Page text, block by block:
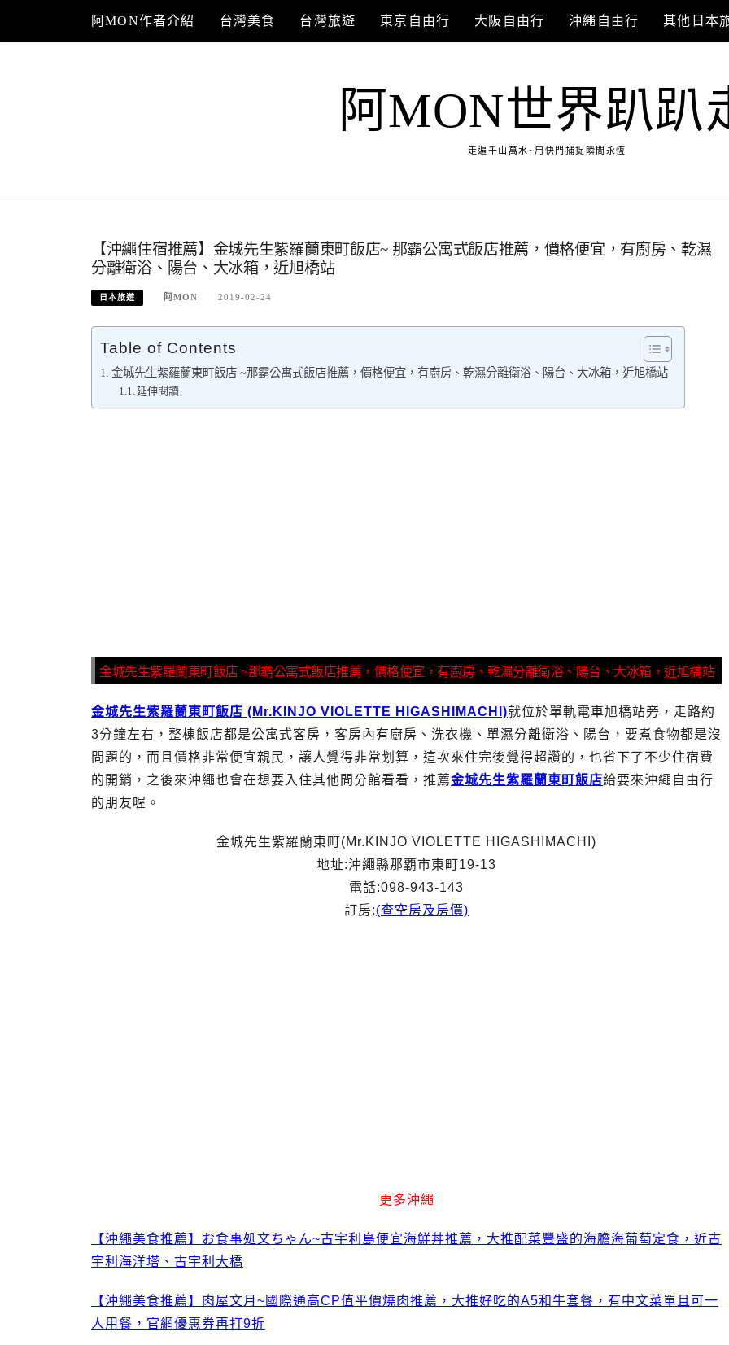
content
阿MON作者介紹 台灣美食 台灣旅遊 東京自由行 大阪自由行 沖繩自由行 其他日本
阿MON世界趴趴
走遍千山萬水~用快門捕捉瞬間永恆
【沖繩住宿推薦】金城先生紫羅蘭東町飯店~ 那霸公寓式飯店推薦，價格便宜，有廚房、乾濕
分離衛浴、陽台、大冰箱，近旭橋站
日本旅遊 阿MON 2019-02-24
Table of Contents
金城先生紫羅蘭東町飯店 ~那霸公寓式飯店推薦，價格便宜，有廚房、乾濕分離衛浴、陽台、大冰箱，近旭橋站
延伸閱讀
金城先生紫羅蘭東町飯店 ~那霸公寓式飯店推薦，價格便宜，有廚房、乾濕分離衛浴、陽台、大冰箱，近旭橋站
金城先生紫羅蘭東町飯店 (Mr.KINJO VIOLETTE HIGASHIMACHI)就位於單軌電車旭橋站旁，走路約
3分鐘左右，整棟飯店都是公寓式客房，客房內有廚房、洗衣機、單濕分離衛浴、陽台，要煮食物都是沒
問題的，而且價格非常便宜親民，讓人覺得非常划算，這次來住完後覺得超讚的，也省下了不少住宿費
的開銷，之後來沖繩也會在想要入住其他間分館看看，推薦金城先生紫羅蘭東町飯店給要來沖繩自由行
的朋友喔。
金城先生紫羅蘭東町(Mr.KINJO VIOLETTE HIGASHIMACHI)
地址:沖繩縣那覇市東町19-13
電話:098-943-143
訂房:(查空房及房價)
更多沖繩
【沖繩美食推薦】お食事処文ちゃん~古宇利島便宜海鮮丼推薦，大推配菜豐盛的海膽海葡萄定食，近古
宇利海洋塔、古宇利大橋
【沖繩美食推薦】肉屋文月~國際通高CP值平價燒肉推薦，大推好吃的A5和牛套餐，有中文菜單且可一
人用餐，官網優惠券再打9折